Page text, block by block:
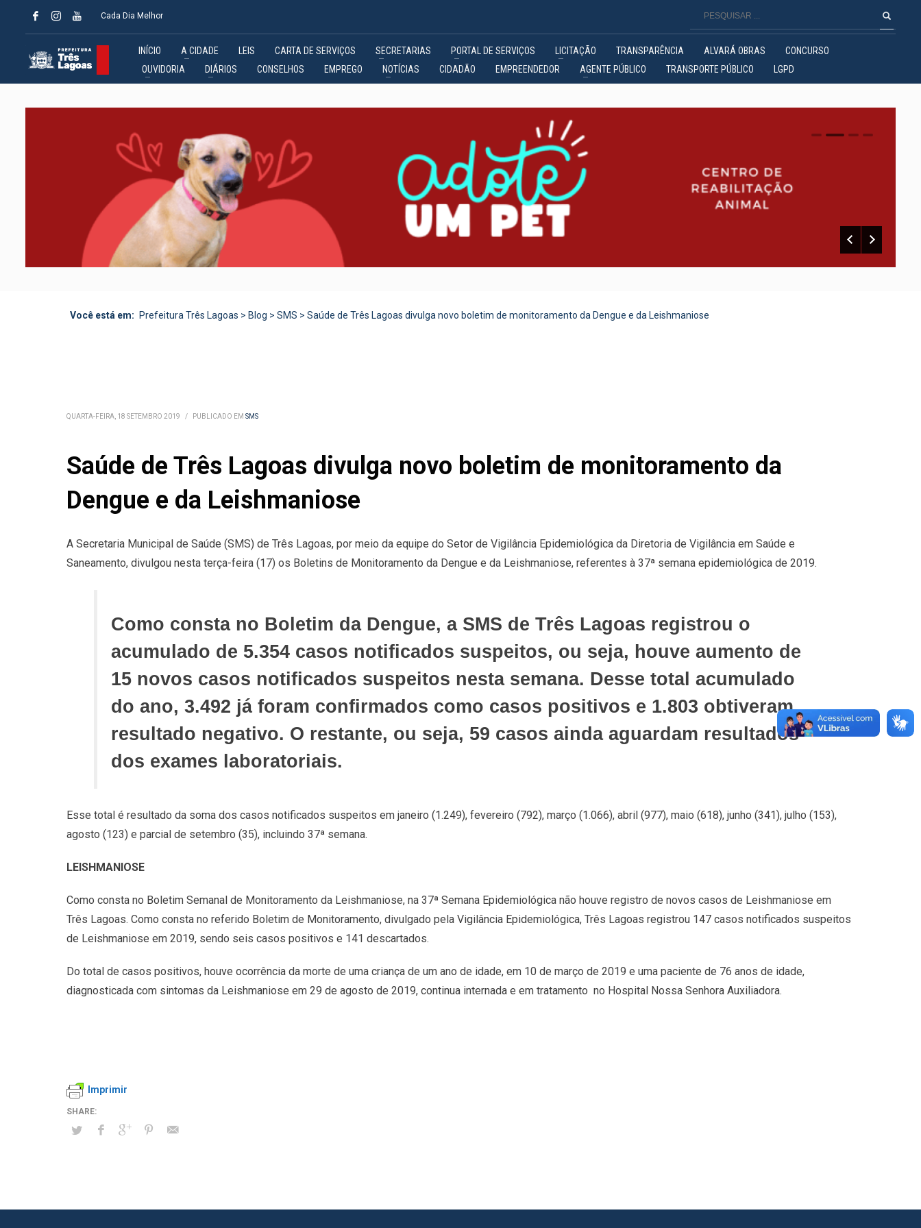
Cada Dia Melhor
INÍCIO A CIDADE LEIS CARTA DE SERVIÇOS SECRETARIAS PORTAL DE SERVIÇOS LICITAÇÃO TRANSPARÊNCIA ALVARÁ OBRAS
CONCURSO
OUVIDORIA
DIÁRIOS CONSELHOS EMPREGO NOTÍCIAS CIDADÃO EMPREENDEDOR AGENTE PÚBLICO TRANSPORTE PÚBLICO LGPD
0 1 2
Você está em: Prefeitura Três Lagoas > Blog > SMS > Saúde de Três Lagoas divulga novo boletim de monitoramento da Dengue e da Leishmaniose
QUARTA-FEIRA, 18 SETEMBRO 2019 / PUBLICADO EM SMS
Saúde de Três Lagoas divulga novo boletim de monitoramento da
Dengue e da Leishmaniose
A Secretaria Municipal de Saúde (SMS) de Três Lagoas, por meio da equipe do Setor de Vigilância Epidemiológica da Diretoria de Vigilância em Saúde e
Saneamento, divulgou nesta terça-feira (17) os Boletins de Monitoramento da Dengue e da Leishmaniose, referentes à 37ª semana epidemiológica de 2019.
Como consta no Boletim da Dengue, a SMS de Três Lagoas registrou o
acumulado de 5.354 casos notificados suspeitos, ou seja, houve aumento de
15 novos casos notificados suspeitos nesta semana. Desse total acumulado
do ano, 3.492 já foram confirmados como casos positivos e 1.803 obtiveram
resultado negativo. O restante, ou seja, 59 casos ainda aguardam resultados
dos exames laboratoriais.
Esse total é resultado da soma dos casos notificados suspeitos em janeiro (1.249), fevereiro (792), março (1.066), abril (977), maio (618), junho (341), julho (153),
agosto (123) e parcial de setembro (35), incluindo 37ª semana.
LEISHMANIOSE
Como consta no Boletim Semanal de Monitoramento da Leishmaniose, na 37ª Semana Epidemiológica não houve registro de novos casos de Leishmaniose em
Três Lagoas. Como consta no referido Boletim de Monitoramento, divulgado pela Vigilância Epidemiológica, Três Lagoas registrou 147 casos notificados suspeitos
de Leishmaniose em 2019, sendo seis casos positivos e 141 descartados.
Do total de casos positivos, houve ocorrência da morte de uma criança de um ano de idade, em 10 de março de 2019 e uma paciente de 76 anos de idade,
diagnosticada com sintomas da Leishmaniose em 29 de agosto de 2019, continua internada e em tratamento no Hospital Nossa Senhora Auxiliadora.
Imprimir